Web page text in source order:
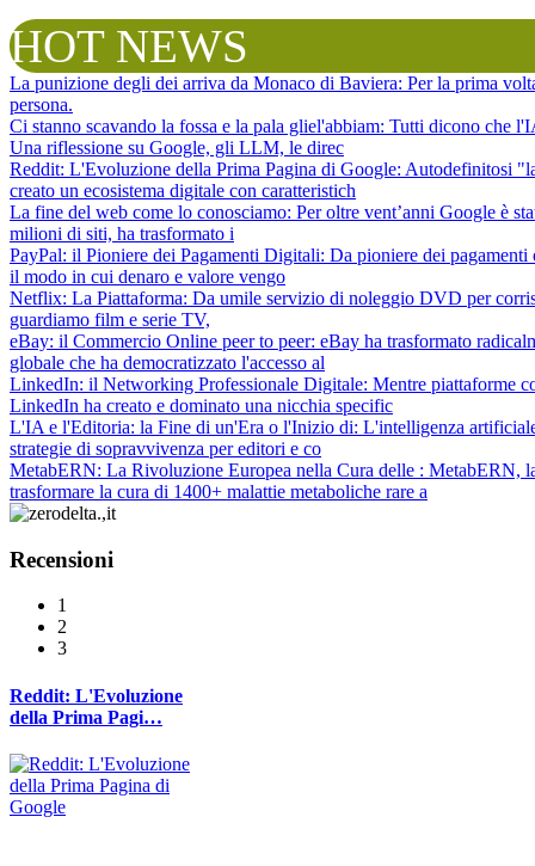
HOT NEWS
La punizione degli dei arriva da Monaco di Baviera: Per la prima
persona.
Ci stanno scavando la fossa e la pala gliel'abbiam: Tutti dicono che
Una riflessione su Google, gli LLM, le direc
Reddit: L'Evoluzione della Prima Pagina di Google: Autodefinitosi
creato un ecosistema digitale con caratteristich
La fine del web come lo conosciamo: Per oltre vent’anni Google è
milioni di siti, ha trasformato i
PayPal: il Pioniere dei Pagamenti Digitali: Da pioniere dei
il modo in cui denaro e valore vengo
Netflix: La Piattaforma: Da umile servizio di noleggio DVD per
guardiamo film e serie TV,
eBay: il Commercio Online peer to peer: eBay ha trasformato
globale che ha democratizzato l'accesso al
LinkedIn: il Networking Professionale Digitale: Mentre piattaforme
LinkedIn ha creato e dominato una nicchia specific
L'IA e l'Editoria: la Fine di un'Era o l'Inizio di: L'intelligenza
strategie di sopravvivenza per editori e co
MetabERN: La Rivoluzione Europea nella Cura delle : MetabERN,
trasformare la cura di 1400+ malattie metaboliche rare a
Recensioni
1
2
3
Reddit: L'Evoluzione
della Prima Pagi…